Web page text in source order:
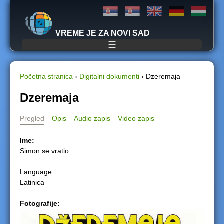
Jump to navigation
VREME JE ZA NOVI SAD
☰
Y
o
a
r
Početna stranica › Digitalni dokumenti › Dzeremaja
Dzeremaja
Pregled Opis Audio zapis Video zapis
Ime:
Simon se vratio
Language
Latinica
Fotografije: